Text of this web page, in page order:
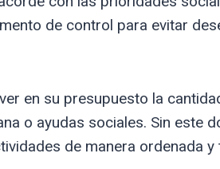
de control para evitar
en su presupuesto la
o ayudas sociales. Sin este
de manera ordenada y